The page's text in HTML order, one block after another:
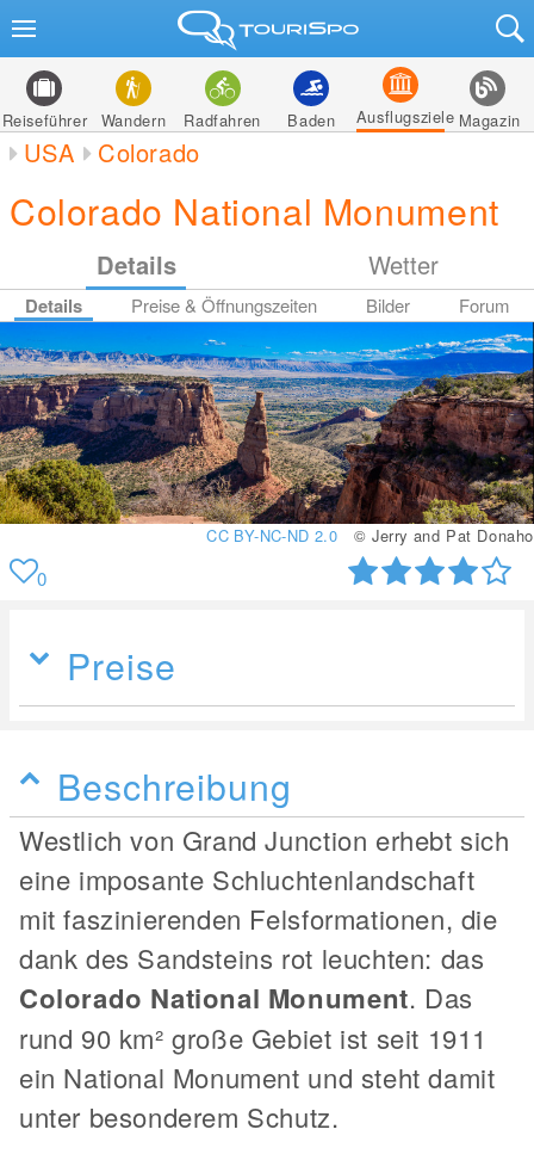
Reiseführer Wandern Radfahren Baden Ausflugsziele Magazin
USA Colorado
Colorado National Monument
Details Wetter
Details Preise & Öffnungszeiten Bilder Forum
CC BY-NC-ND 2.0 © Jerry and Pat Donaho
0
Preise
Beschreibung
Westlich von Grand Junction erhebt sich
eine imposante Schluchtenlandschaft
mit faszinierenden Felsformationen, die
dank des Sandsteins rot leuchten: das
Colorado National Monument. Das
rund 90 km² große Gebiet ist seit 1911
ein National Monument und steht damit
unter besonderem Schutz.